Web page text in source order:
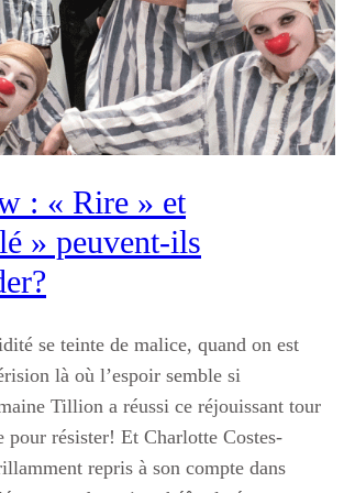
: « Rire » et
» peuvent-ils
se teinte de malice, quand on est
là où l’espoir semble si
Tillion a réussi ce réjouissant tour
pour résister! Et Charlotte Costes-
repris à son compte dans